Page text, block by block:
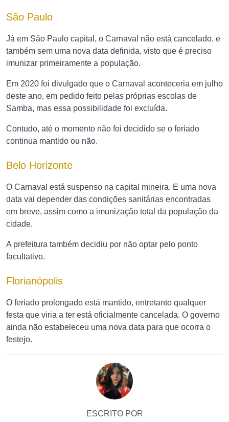
São Paulo
Já em São Paulo capital, o Carnaval não está cancelado, e
também sem uma nova data definida, visto que é preciso
imunizar primeiramente a população.
Em 2020 foi divulgado que o Carnaval aconteceria em julho
deste ano, em pedido feito pelas próprias escolas de
Samba, mas essa possibilidade foi excluída.
Contudo, até o momento não foi decidido se o feriado
continua mantido ou não.
Belo Horizonte
O Carnaval está suspenso na capital mineira. E uma nova
data vai depender das condições sanitárias encontradas
em breve, assim como a imunização total da população da
cidade.
A prefeitura também decidiu por não optar pelo ponto
facultativo.
Florianópolis
O feriado prolongado está mantido, entretanto qualquer
festa que viria a ter está oficialmente cancelada. O governo
ainda não estabeleceu uma nova data para que ocorra o
festejo.
ESCRITO POR